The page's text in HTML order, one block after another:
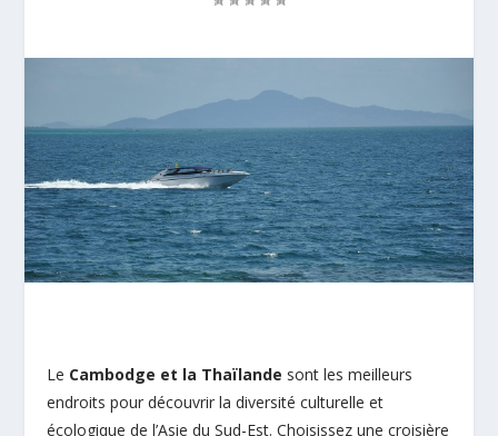
Le Cambodge et la Thaïlande sont les meilleurs
endroits pour découvrir la diversité culturelle et
écologique de l’Asie du Sud-Est. Choisissez une croisière